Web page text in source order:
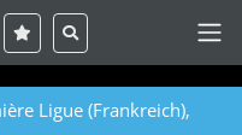
Ligue (Frankreich),